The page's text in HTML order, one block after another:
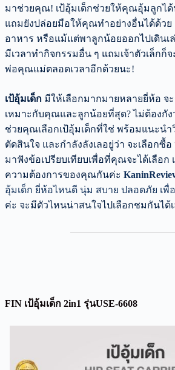
มาช่วยคุณ! เป้อุ้มเด็กช่วยให้คุณอุ้มลูกได้
แถมยังปล่อยมือให้คุณทำอย่างอื่นได้ด้วย
อาหาร หรือแม้แต่พาลูกน้อยออกไปเดิน
มีเวลาทำกิจกรรมอื่น ๆ แถมเจ้าตัวเล็ก
พ่อคุณแม่ตลอดเวลาอีกด้วยนะ!
เป้อุ้มเด็ก มีให้เลือกมากมายหลายยี่ห้อ จ
เหมาะกับคุณและลูกน้อยที่สุด? ไม่ต้องกั
ช่วยคุณเลือกเป้อุ้มเด็กที่ใช่ พร้อมแนะนำ
ตัดสินใจ และกำลังลังเลอยู่ว่า จะเลือกซื้อ
มาฟังข้อเปรียบเทียบเพื่อที่คุณจะได้เลือก
ความต้องการของคุณกันค่ะ
อุ้มเด็ก ยี่ห้อไหนดี นุ่ม สบาย ปลอดภัย เ
ค่ะ จะมีตัวไหนน่าสนใจไปเลือกชมกันได้
FIN เป้อุ้มเด็ก 2in1 รุ่นUSE-6608